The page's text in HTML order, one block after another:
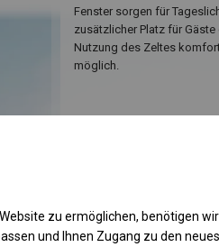
Fenster sorgen für
zusätzlicher Platz für
Nutzung des Zeltes
möglich.
zu ermöglichen, benötigen
und Ihnen Zugang zu den